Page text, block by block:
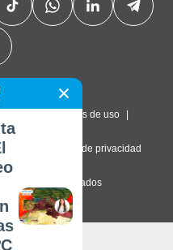
Términos de uso
Configuración de privacidad
derechos reservados